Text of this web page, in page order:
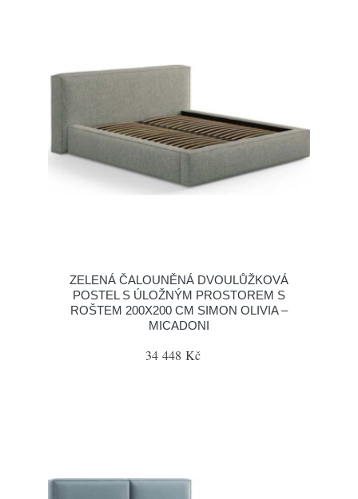
ZELENÁ ČALOUNĚNÁ DVOULŮŽKOVÁ
POSTEL S ÚLOŽNÝM PROSTOREM S
ROŠTEM 200X200 CM SIMON OLIVIA –
MICADONI
34 448 Kč